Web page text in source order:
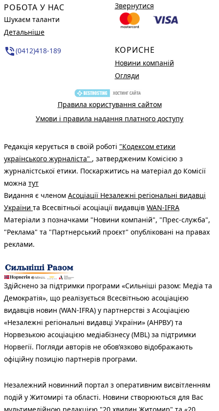
РОБОТА У НАС
Шукаєм таланти
Детальніше
phone_in_talk(0412)418-189
Звернутися
КОРИСНЕ
Новини компаній
Огляди
Правила користування сайтом
Умови і правила надання платного доступу
Редакція керується в своїй роботі "Кодексом етики
українського журналіста" , затвердженим Комісією з
журналістської етики. Поскаржитись на матеріал до Комісії
можна тут
Видання є членом Асоціації Незалежні регіональні видавці
України та Всесвітньої асоціації видавців WAN-IFRA
Матеріали з позначками "Новини компаній", "Прес-служба",
"Реклама" та "Партнерський проєкт" опубліковані на правах
реклами.
Здійснено за підтримки програми «Сильніші разом: Медіа та
Демократія», що реалізується Всесвітньою асоціацією
видавців новин (WAN-IFRA) у партнерстві з Асоціацією
«Незалежні регіональні видавці України» (АНРВУ) та
Норвезькою асоціацією медіабізнесу (MBL) за підтримки
Норвегії. Погляди авторів не обов’язково відображають
офіційну позицію партнерів програми.
Незалежний новинний портал з оперативним висвітленням
подій у Житомирі та області. Новини створюються для Вас